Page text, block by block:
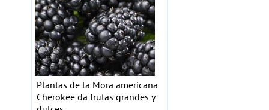
Plantas de la Mora americana
Cherokee da frutas grandes y